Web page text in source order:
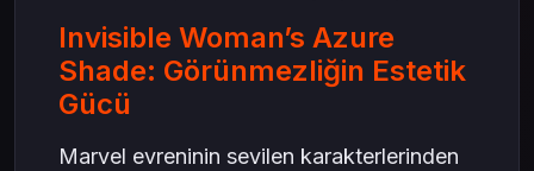
Invisible Woman’s Azure
Shade: Görünmezliğin Estetik
Gücü
Marvel evreninin sevilen karakterlerinden